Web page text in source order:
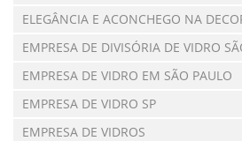
ELEGÂNCIA E ACONCHEGO NA
EMPRESA DE DIVISÓRIA DE VIDRO
EMPRESA DE VIDRO EM SÃO PAULO
EMPRESA DE VIDRO SP
EMPRESA DE VIDROS